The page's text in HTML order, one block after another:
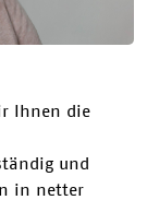
Ihnen die
und
in netter